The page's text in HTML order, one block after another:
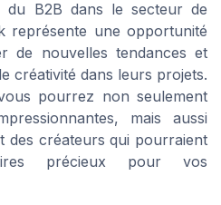
du B2B dans le secteur de
représente une opportunité
de nouvelles tendances et
créativité dans leurs projets.
pourrez non seulement
mais aussi
des créateurs qui pourraient
précieux pour vos